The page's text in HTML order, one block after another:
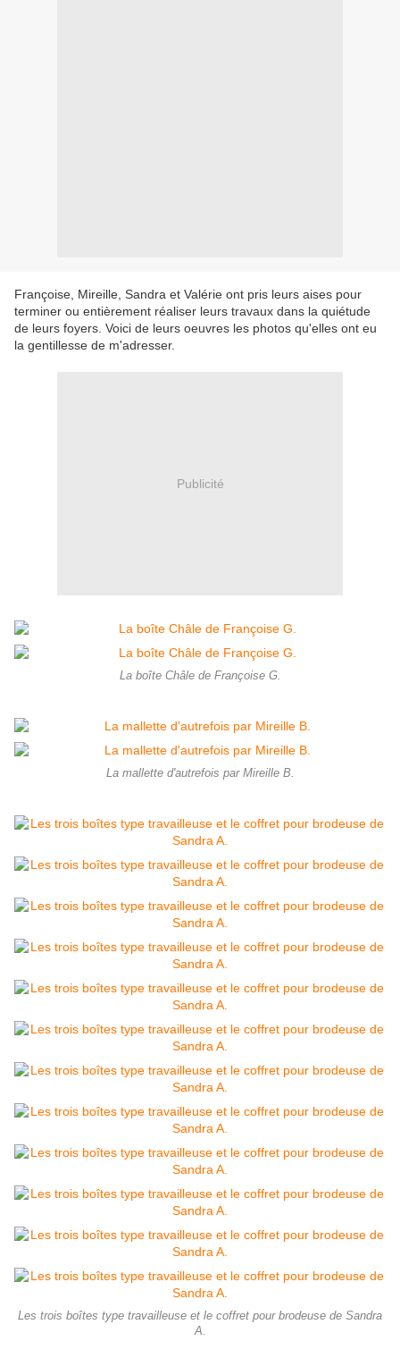
Françoise, Mireille, Sandra et Valérie ont pris leurs aises pour
terminer ou entièrement réaliser leurs travaux dans la quiétude
de leurs foyers. Voici de leurs oeuvres les photos qu'elles ont eu
la gentillesse de m'adresser.
Publicité
La boîte Châle de Françoise G.
La mallette d'autrefois par Mireille B.
Les trois boîtes type travailleuse et le coffret pour brodeuse de Sandra
A.